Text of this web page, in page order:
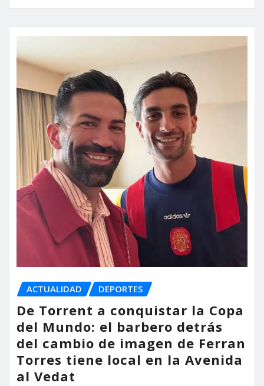
ACTUALIDAD DEPORTES
De Torrent a conquistar la Copa
del Mundo: el barbero detrás
del cambio de imagen de Ferran
Torres tiene local en la Avenida
al Vedat